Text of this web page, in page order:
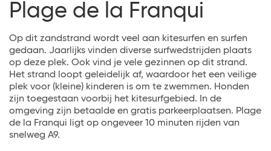
Plage de la Franqui
Op dit zandstrand wordt veel aan kitesurfen en surfen
gedaan. Jaarlijks vinden diverse surfwedstrijden plaats
op deze plek. Ook vind je vele gezinnen op dit strand.
Het strand loopt geleidelijk af, waardoor het een veilige
plek voor (kleine) kinderen is om te zwemmen. Honden
zijn toegestaan voorbij het kitesurfgebied. In de
omgeving zijn betaalde en gratis parkeerplaatsen. Plage
de la Franqui ligt op ongeveer 10 minuten rijden van
snelweg A9.